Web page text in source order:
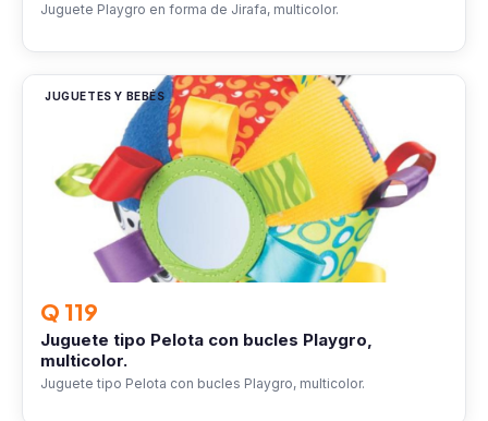
Juguete Playgro en forma de Jirafa, multicolor.
JUGUETES Y BEBÉS
Q 119
Juguete tipo Pelota con bucles Playgro,
multicolor.
Juguete tipo Pelota con bucles Playgro, multicolor.